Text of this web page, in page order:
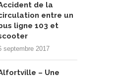
de la
entre un
ligne 103 et
septembre 2017
– Une